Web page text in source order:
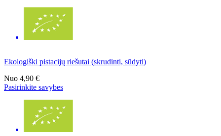
Ekologiški pistacijų riešutai (skrudinti, sūdyti)
Nuo 4,90 €
Pasirinkite savybes